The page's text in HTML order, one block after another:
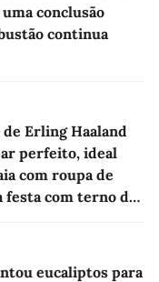
conclusão
continua
Erling Haaland
perfeito, ideal
com roupa de
festa com terno de
eucaliptos para